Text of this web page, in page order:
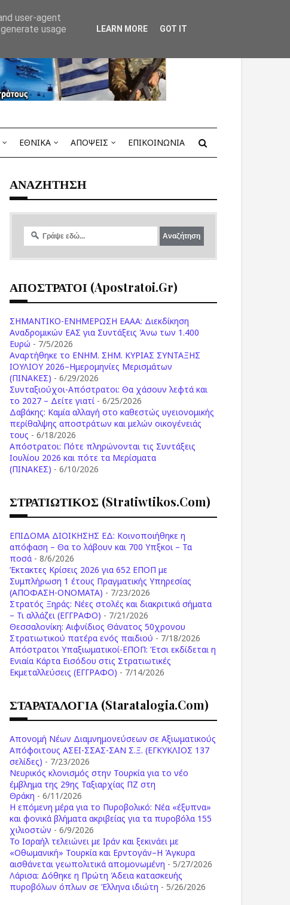
ΕΘΝΙΚΑ ΑΠΟΨΕΙΣ ΕΠΙΚΟΙΝΩΝΙΑ
ΑΝΑΖΗΤΗΣΗ
ΑΠΟΣΤΡΑΤΟΙ (apostratoi.gr)
ΣΗΜΑΝΤΙΚΟ-ΕΝΗΜΕΡΩΣΗ ΕΑΑΑ: Διεκδίκηση
Αναδρομικών ΕΑΣ για Συντάξεις Άνω των 1.400
Ευρώ - 7/5/2026
Aναρτήθηκε το ENHM. ΣΗΜ. ΚΥΡΙΑΣ ΣΥΝΤΑΞΗΣ
ΙΟΥΛΙΟΥ 2026–Ημερομηνίες Μερισμάτων
(ΠΙΝΑΚΕΣ) - 6/29/2026
Συνταξιούχοι-Απόστρατοι: Θα χάσουν λεφτά και
το 2027 – Δείτε γιατί - 6/25/2026
Δαβάκης: Καμία αλλαγή στο καθεστώς υγειονομικής
περίθαλψης αποστράτων και μελών οικογένειάς
τους - 6/18/2026
Aπόστρατοι: Πότε πληρώνονται τις Συντάξεις
Ιουλίου 2026 και πότε τα Μερίσματα
(ΠΙΝΑΚΕΣ) - 6/10/2026
ΣΤΡΑΤΙΩΤΙΚΟΣ (stratiwtikos.com)
ΕΠΙΔΟΜΑ ΔΙΟΙΚΗΣΗΣ ΕΔ: Κοινοποιήθηκε η
απόφαση – Θα το λάβουν και 700 Υπξκοι – Τα
ποσά - 8/6/2026
Έκτακτες Κρίσεις 2026 για 652 ΕΠΟΠ με
Συμπλήρωση 1 έτους Πραγματικής Υπηρεσίας
(ΑΠΟΦΑΣΗ-ONOMATA) - 7/23/2026
Στρατός Ξηράς: Νέες στολές και διακριτικά σήματα
– Τι αλλάζει (ΕΓΓΡΑΦΟ) - 7/21/2026
Θεσσαλονίκη: Αιφνίδιος Θάνατος 50χρονου
Στρατιωτικού πατέρα ενός παιδιού - 7/18/2026
Απόστρατοι Υπαξιωματικοί-ΕΠΟΠ: Έτσι εκδίδεται η
Ενιαία Κάρτα Εισόδου στις Στρατιωτικές
Εκμεταλλεύσεις (ΕΓΓΡΑΦΟ) - 7/14/2026
ΣΤΑΡΑΤΑΛΟΓΙΑ (staratalogia.com)
Απονομή Νέων Διαμνημονεύσεων σε Αξιωματικούς
Απόφοιτους ΑΣΕΙ-ΣΣΑΣ-ΣΑΝ Σ.Ξ. (ΕΓΚΥΚΛΙΟΣ 137
σελίδες) - 7/23/2026
Νευρικός κλονισμός στην Τουρκία για το νέο
έμβλημα της 29ης Ταξιαρχίας ΠΖ στη
Θράκη - 6/11/2026
Η επόμενη μέρα για το Πυροβολικό: Νέα «έξυπνα»
και φονικά βλήματα ακριβείας για τα πυροβόλα 155
χιλιοστών - 6/9/2026
Το Ισραήλ τελειώνει με Ιράν και ξεκινάει με
«Οθωμανική» Τουρκία και Ερντογάν–Η Άγκυρα
αισθάνεται γεωπολιτικά απομονωμένη - 5/27/2026
Λάρισα: Δόθηκε η Πρώτη Άδεια κατασκευής
πυροβόλων όπλων σε Έλληνα ιδιώτη - 5/26/2026
user-agent
usage
LEARN MORE GOT IT